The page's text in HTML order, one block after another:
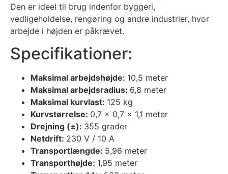
Den er ideel til brug indenfor byggeri,
vedligeholdelse, rengøring og andre industrier, hvor
arbejde i højden er påkrævet.
Specifikationer:
Maksimal arbejdshøjde: 10,5 meter
Maksimal arbejdsradius: 6,8 meter
Maksimal kurvlast: 125 kg
Kurvstørrelse: 0,7 x 0,7 x 1,1 meter
Drejning (±): 355 grader
Netdrift: 230 V / 10 A
Transportlængde: 5,96 meter
Transporthøjde: 1,95 meter